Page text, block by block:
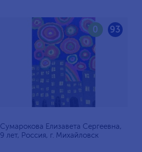
93
0
Сумарокова Елизавета Сергеевна,
9 лет, Россия, г. Михайловск